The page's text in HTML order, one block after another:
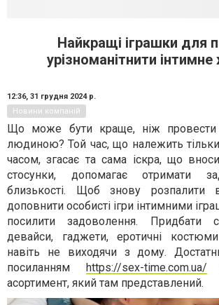
Найкращі іграшки для
урізноманітнити
12:36, 31 грудня 2024 р.
Новини компаній
Що може бути краще, ніж
людиною? Той час, що належить
часом, згасає та сама іскра, що
стосунки, допомагає отримати
близькості. Щоб знову розпалити
доповнити особисті ігри інтимними
посилити задоволення. Придбати
девайси, гаджети, еротичні
навіть не виходячи з дому.
посиланням https://sex-time.com.ua/
асортимент, який там представлений.